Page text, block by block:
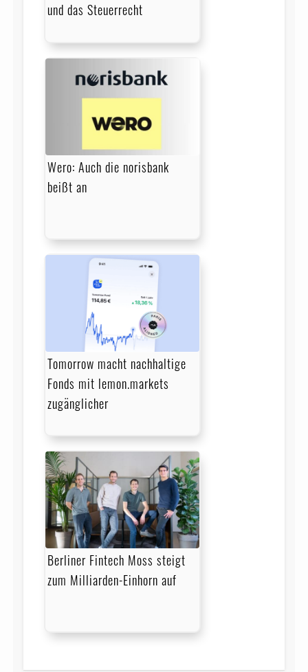
und das Steuerrecht
Wero: Auch die norisbank
beißt an
Tomorrow macht nachhaltige
Fonds mit lemon.markets
zugänglicher
Berliner Fintech Moss steigt
zum Milliarden-Einhorn auf